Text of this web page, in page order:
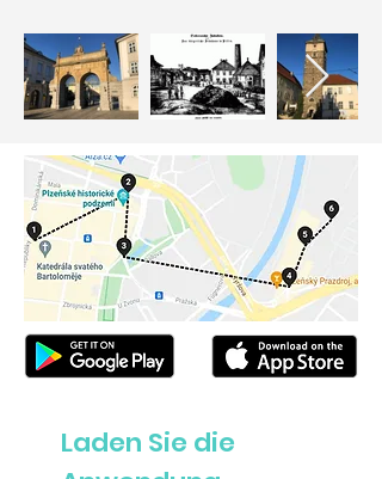
Laden Sie die